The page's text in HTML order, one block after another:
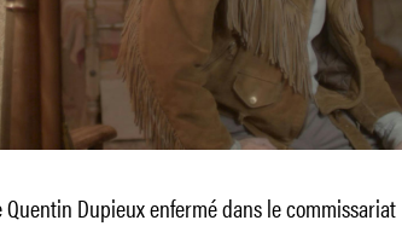
Dupieux enfermé dans le commissariat